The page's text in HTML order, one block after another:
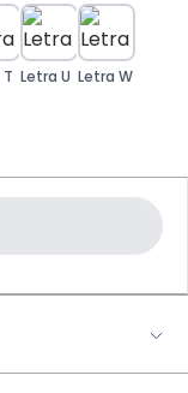
✕
Letra U Letra W